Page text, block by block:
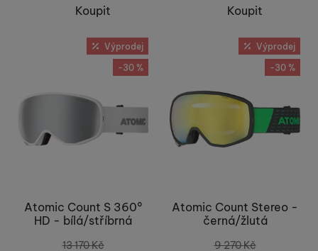
Koupit Koupit
Výprodej
-30 %
Atomic Count S 360°
HD - bílá/stříbrná
13 170Kč
Výprodej
-30 %
Atomic Count Stereo -
černá/žlutá
9 270Kč